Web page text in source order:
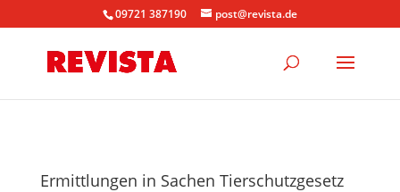
09721 387190 post@revista.de
Ermittlungen in Sachen Tierschutzgesetz